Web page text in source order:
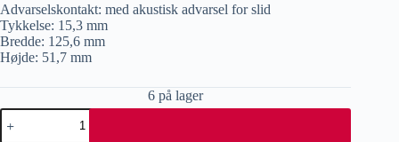
Advarselskontakt: med akustisk advarsel for slid
Tykkelse: 15,3 mm
Bredde: 125,6 mm
Højde: 51,7 mm
6 på lager